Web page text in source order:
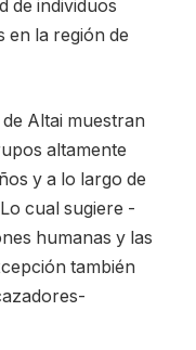
de individuos
en la región de
Altai muestran
altamente
y a lo largo de
cual sugiere -
humanas y las
también